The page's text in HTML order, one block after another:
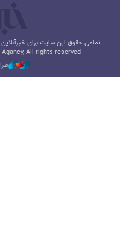
تمامی حقوق این سایت برای
All rights reserved